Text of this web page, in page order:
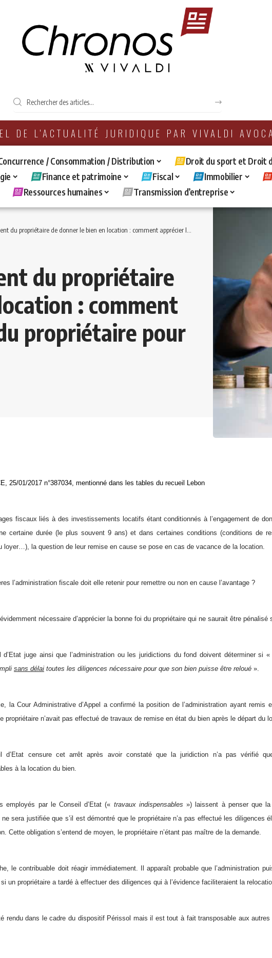
DE L'ACTUALITÉ JURIDIQUE PAR VIVALDI
/ Consommation / Distribution
Droit du sport et Droit
Finance et patrimoine Fiscal Immobilier
Ressources humaines Transmission d’entreprise
de donner le bien en location : comment apprécier les efforts du propriétaire pour relouer le bien ?
du propriétaire
: comment
propriétaire pour
25/01/2017 n°387034, mentionné dans les tables du recueil Lebon
fiscaux liés à des investissements locatifs étant conditionnés à l’engagement de
certaine durée (le plus souvent 9 ans) et dans certaines conditions (conditions de
loyer…), la question de leur remise en cause se pose en cas de vacance de la location.
l’administration fiscale doit elle retenir pour remettre ou non en cause l’avantage ?
évidemment nécessaire d’apprécier la bonne foi du propriétaire qui ne saurait être pénalisé
d’Etat juge ainsi que l’administration ou les juridictions du fond doivent déterminer si «
sans délai toutes les diligences nécessaire pour que son bien puisse être reloué ».
la Cour Administrative d’Appel a confirmé la position de l’administration ayant remis
propriétaire n’avait pas effectué de travaux de remise en état du bien après le départ du
d’Etat censure cet arrêt après avoir constaté que la juridiction n’a pas vérifié
à la location du bien.
employés par le Conseil d’Etat (« travaux indispensables ») laissent à penser que
sera justifiée que s’il est démontré que le propriétaire n’a pas effectué les diligences
Cette obligation s’entend de moyen, le propriétaire n’étant pas maître de la demande.
le contribuable doit réagir immédiatement. Il apparaît probable que l’administration
si un propriétaire a tardé à effectuer des diligences qui à l’évidence faciliteraient la
rendu dans le cadre du dispositif Périssol mais il est tout à fait transposable aux